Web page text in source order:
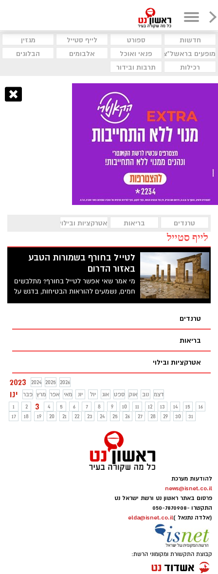
חדשות ספורט לייף סטייל
מגזין
מופעים בראשל"צ
פנאי ואוכל אלבומים
הבלוגים
רכילות
תרבות ובידור
טרנדים בריאות אטרקציות ובילוי
לייף סטייל
לטייל בחורף בשמורות הטבע
באזור הדרום
מי אמר שאי אפשר לטייל בחורף? מתלבשים
חמים, נשמעים להוראות הבטיחות, בדגש על
התראות מזג האוויר והימנעות מחציית נחלים
המורשת וערכי הטבע ברחבי הארץ
טרנדים
בריאות
אטרקציות ובילוי
2023 2024 2025 2026
ינו פבר מרץ אפר מאי יונ יול אוג ספט אוק נוב
דצמ
1
2 3 4 5 6 7 8 9 10 11 12 13 14 15
16
17
18 19 20 21 22 23 24 25 26 27 28 29 30 31
להודעות מערכת
news@isnet.co.il
פרסום באתר ראשון נט ורשת ישראל נט
התקשרו -050-7870908
(אלדה נתנאל )elda@isnet.co.il
קבוצת התקשורת ומקומוני הרשת: